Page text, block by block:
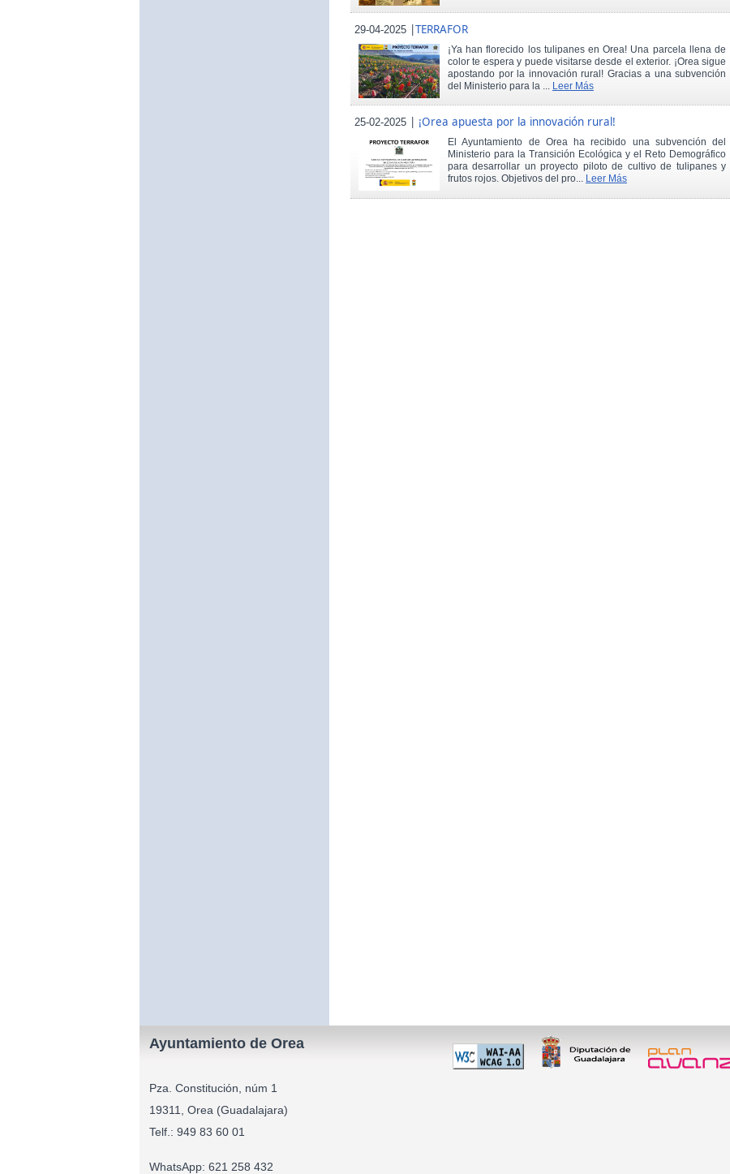
29-04-2025 |TERRAFOR
¡Ya han florecido los tulipanes en Orea! Una parcela llena de
color te espera y puede visitarse desde el exterior. ¡Orea sigue
apostando por la innovación rural! Gracias a una subvención
del Ministerio para la ... Leer Más
25-02-2025 ¡Orea apuesta por la innovación rural!
El Ayuntamiento de Orea ha recibido una subvención del
Ministerio para la Transición Ecológica y el Reto Demográfico
para desarrollar un proyecto piloto de cultivo de tulipanes y
frutos rojos. Objetivos del pro... Leer Más
Ayuntamiento de Orea
Pza. Constitución, núm 1
19311, Orea (Guadalajara)
Telf.: 949 83 60 01
WhatsApp: 621 258 432